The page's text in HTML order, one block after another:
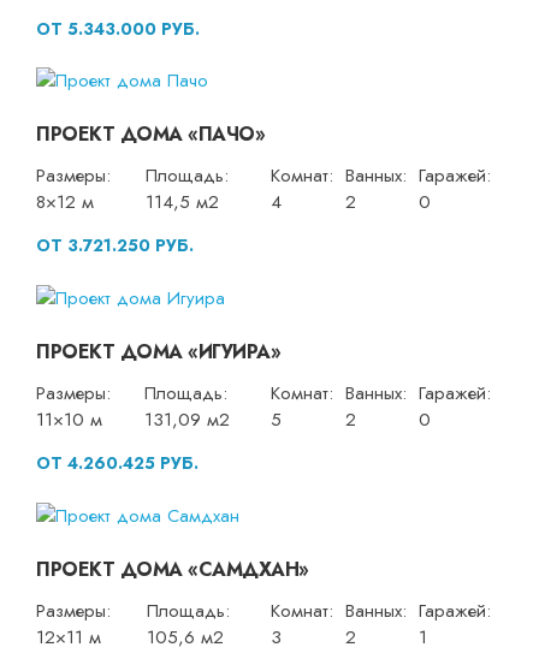
ОТ 5.343.000 РУБ.
ПРОЕКТ ДОМА «ПАЧО»
Размеры:
8×12 м
Площадь:
114,5 м2
Комнат:
4
Ванных:
2
Гаражей:
0
ОТ 3.721.250 РУБ.
ПРОЕКТ ДОМА «ИГУИРА»
Размеры:
11×10 м
Площадь:
131,09 м2
Комнат:
5
Ванных:
2
Гаражей:
0
ОТ 4.260.425 РУБ.
ПРОЕКТ ДОМА «САМДХАН»
Размеры:
12×11 м
Площадь:
105,6 м2
Комнат:
3
Ванных:
2
Гаражей:
1